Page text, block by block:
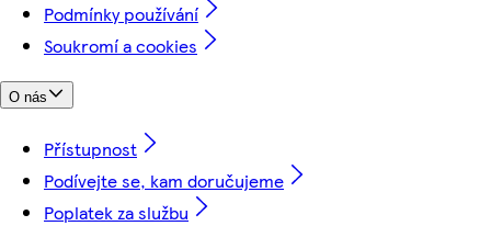
Podmínky používání
Soukromí a cookies
O nás
Přístupnost
Podívejte se, kam doručujeme
Poplatek za službu